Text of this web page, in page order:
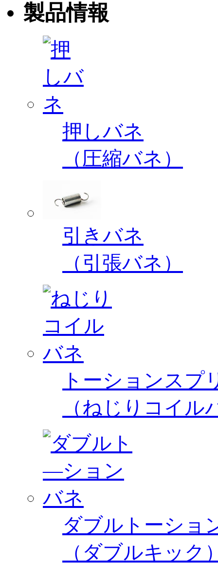
製品情報
押しバネ
（圧縮バネ）
引きバネ
（引張バネ）
トーションスプ
（ねじりコイル
ダブルトーショ
（ダブルキック